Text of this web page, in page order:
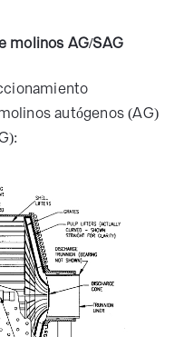
molinos AG/SAG
autógenos (AG)